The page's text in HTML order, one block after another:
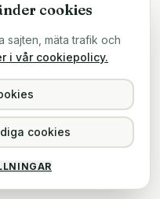
cookies
sajten, mäta trafik och
i vår cookiepolicy.
cookies